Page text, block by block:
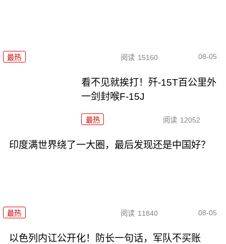
最热 阅读 15160 08-05
看不见就挨打！歼-15T百公里外
一剑封喉F-15J
最热 阅读 12052
印度满世界绕了一大圈，最后发现还是中国好？
最热 阅读 11840 08-05
以色列内讧公开化！防长一句话，军队不买账